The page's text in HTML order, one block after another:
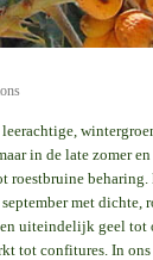
in de late zomer
met
uiteindelijk geel tot
tot confitures. In